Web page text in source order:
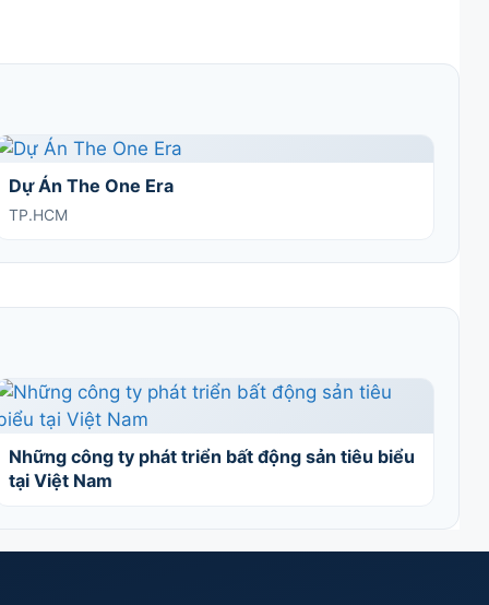
Dự Án The One Era
TP.HCM
Những công ty phát triển bất động sản tiêu biểu
tại Việt Nam